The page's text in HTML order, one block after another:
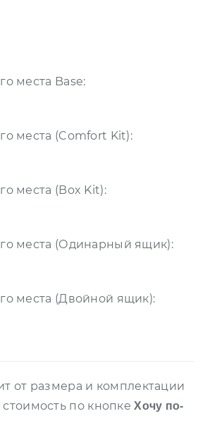
места Base:
места (Comfort Kit):
места (Box Kit):
места (Одинарный ящик):
места (Двойной ящик):
от размера и комплектации
стоимость по кнопкеХочу по-